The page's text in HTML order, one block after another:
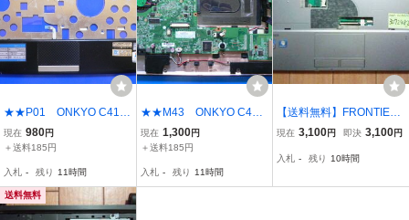
★★P01 ONKYO C411
A6 タチッパトユニッ
ト 動作確認済み
現在 980円
＋送料185円
入札 - 残り 11時間
★★M43 ONKYO C423
A4 CPUユニット
現在 1,300円
＋送料185円
入札 - 残り 11時間
【送料無料】FRONTIER
FRUX1472/CST下半身(本
現在 3,100円 即決 3,100円
入札 - 残り 10時間
送料無料